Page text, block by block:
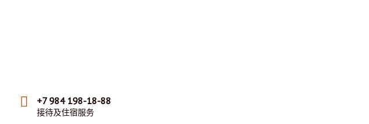
+7 984 198-18-88
接待及住宿服务